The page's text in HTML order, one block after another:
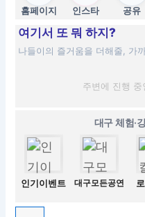
홈페이지 인스타 공유
여기서 또 뭐 하지?
나들이의 즐거움을 더해줄, 가
주변에 진행
대구 체험·
인기이벤트 대구모든공연